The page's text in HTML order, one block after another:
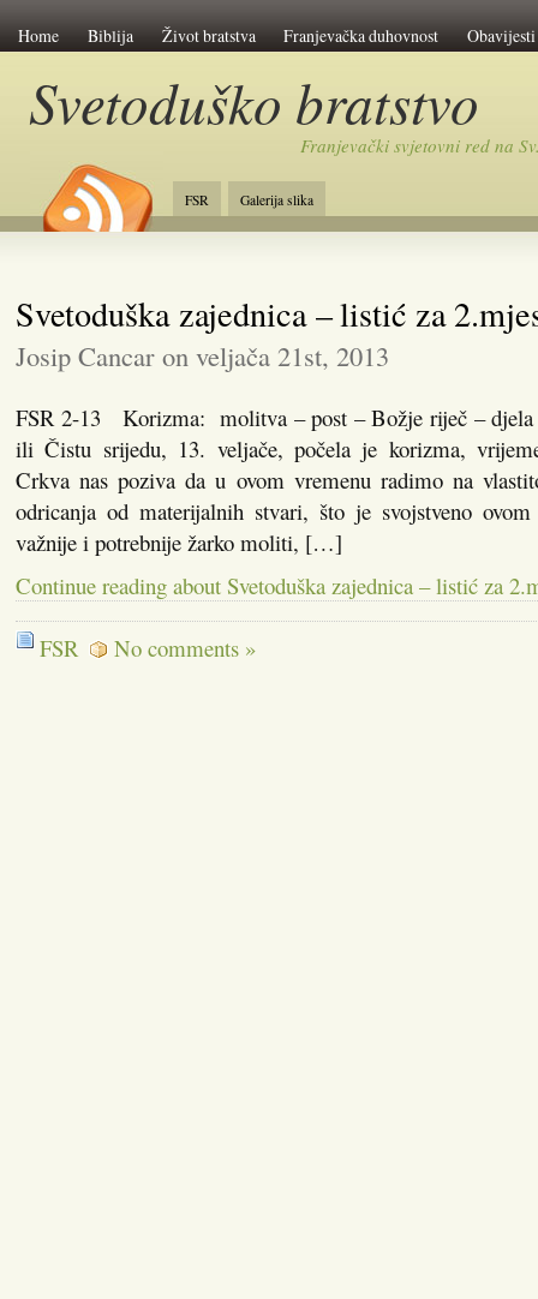
Home Biblija Život bratstva Franjevačka duhovnost Obavijesti
Svetoduško bratstvo
Franjevački svjetovni red na
FSR Galerija slika
Svetoduška zajednica – listić za
Josip Cancar on veljača 21st, 2013
FSR 2-13 Korizma: molitva – post – Božje riječ – djela
ili Čistu srijedu, 13. veljače, počela je korizma,
Crkva nas poziva da u ovom vremenu radimo na
odricanja od materijalnih stvari, što je svojstveno
važnije i potrebnije žarko moliti, […]
Continue reading about Svetoduška zajednica – listić za
FSR No comments »